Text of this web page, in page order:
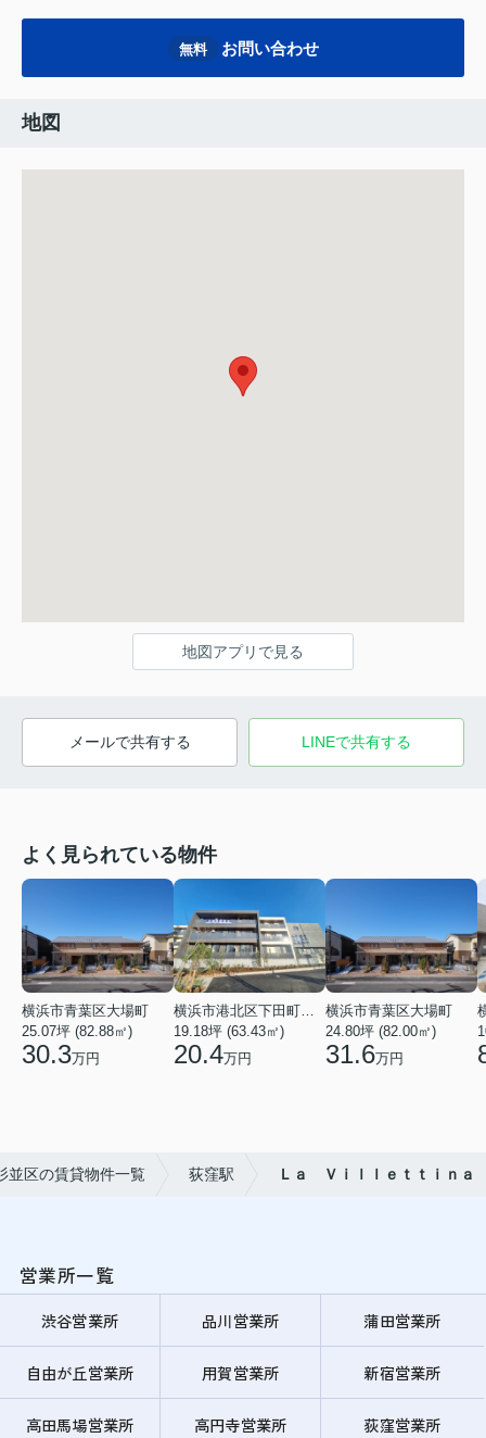
無料 お問い合わせ
地図
地図アプリで見る
メールで共有する LINEで共有する
よく見られている物件
横浜市青葉区大場町
25.07坪 (82.88㎡)
30.3万円
19.18坪 (63.43㎡)
20.4万円
横浜市青葉区大場町
24.80坪 (82.00㎡)
31.6万円
並区の賃貸物件一覧 荻窪駅 Ｌａ Ｖｉｌｌｅｔｔｉｎａ
営業所一覧
渋谷営業所 品川営業所 蒲田営業所
自由が丘営業所 用賀営業所 新宿営業所
高田馬場営業所 高円寺営業所 荻窪営業所